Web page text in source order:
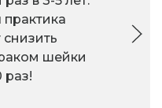
снизить
шейки
раз!